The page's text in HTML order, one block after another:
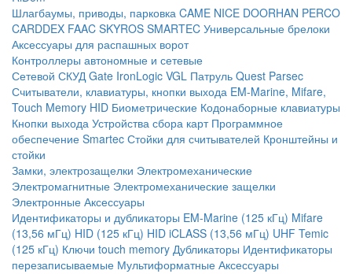
Шлагбаумы, приводы, парковка CAME NICE DOORHAN PERCO
CARDDEX FAAC SKYROS SMARTEC Универсальные брелоки
Аксессуары для распашных ворот
Контроллеры автономные и сетевые
Сетевой СКУД Gate IronLogic VGL Патруль Quest Parsec
Считыватели, клавиатуры, кнопки выхода EM-Marine, Mifare,
Touch Memory HID Биометрические Кодонаборные клавиатуры
Кнопки выхода Устройства сбора карт Программное
обеспечение Smartec Стойки для считывателей Кронштейны и
стойки
Замки, электрозащелки Электромеханические
Электромагнитные Электромеханические защелки
Электронные Аксессуары
Идентификаторы и дубликаторы EM-Marine (125 кГц) Mifare
(13,56 мГц) HID (125 кГц) HID iCLASS (13,56 мГц) UHF Temic
(125 кГц) Ключи touch memory Дубликаторы Идентификаторы
перезаписываемые Мультиформатные Аксессуары